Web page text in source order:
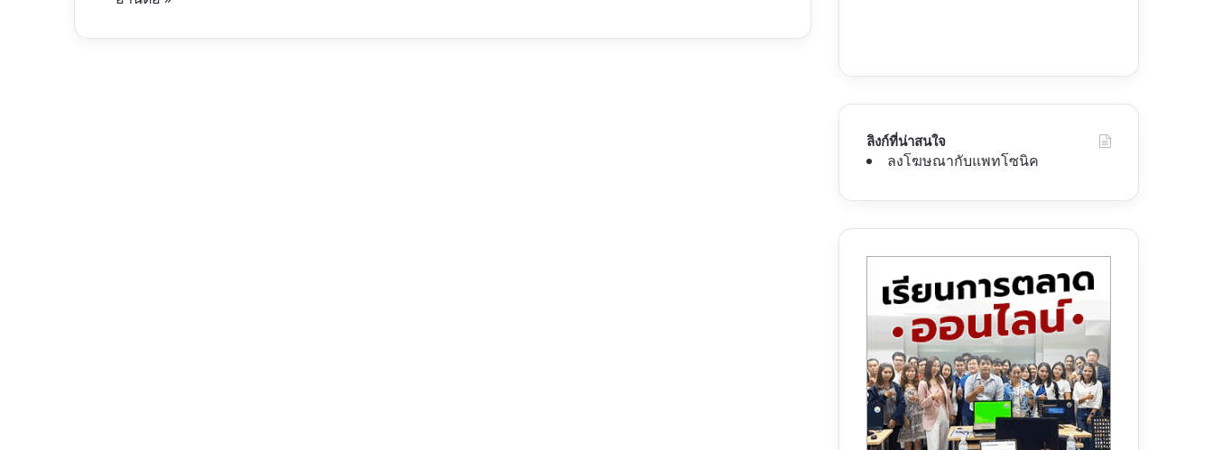
ลิงก์ที่น่าสนใจ
ลงโฆษณากับแพทโซนิค